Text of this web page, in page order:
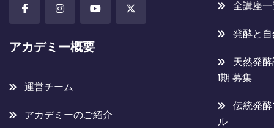
アカデミー概要
運営チーム
アカデミーのご紹介
全講座
発酵と
天然発
1期 募集
伝統発
ル